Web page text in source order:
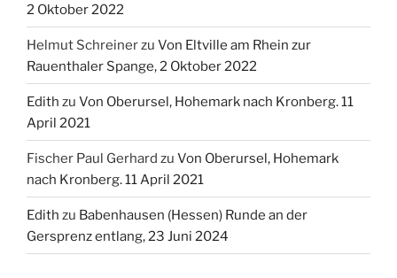
2 Oktober 2022
Helmut Schreinerzu Von Eltville am Rhein zur
Rauenthaler Spange, 2 Oktober 2022
Edith zu Von Oberursel, Hohemark nach Kronberg. 11
April 2021
Fischer Paul Gerhard zu Von Oberursel, Hohemark
nach Kronberg. 11 April 2021
Edith zu Babenhausen (Hessen) Runde an der
Gersprenz entlang, 23 Juni 2024